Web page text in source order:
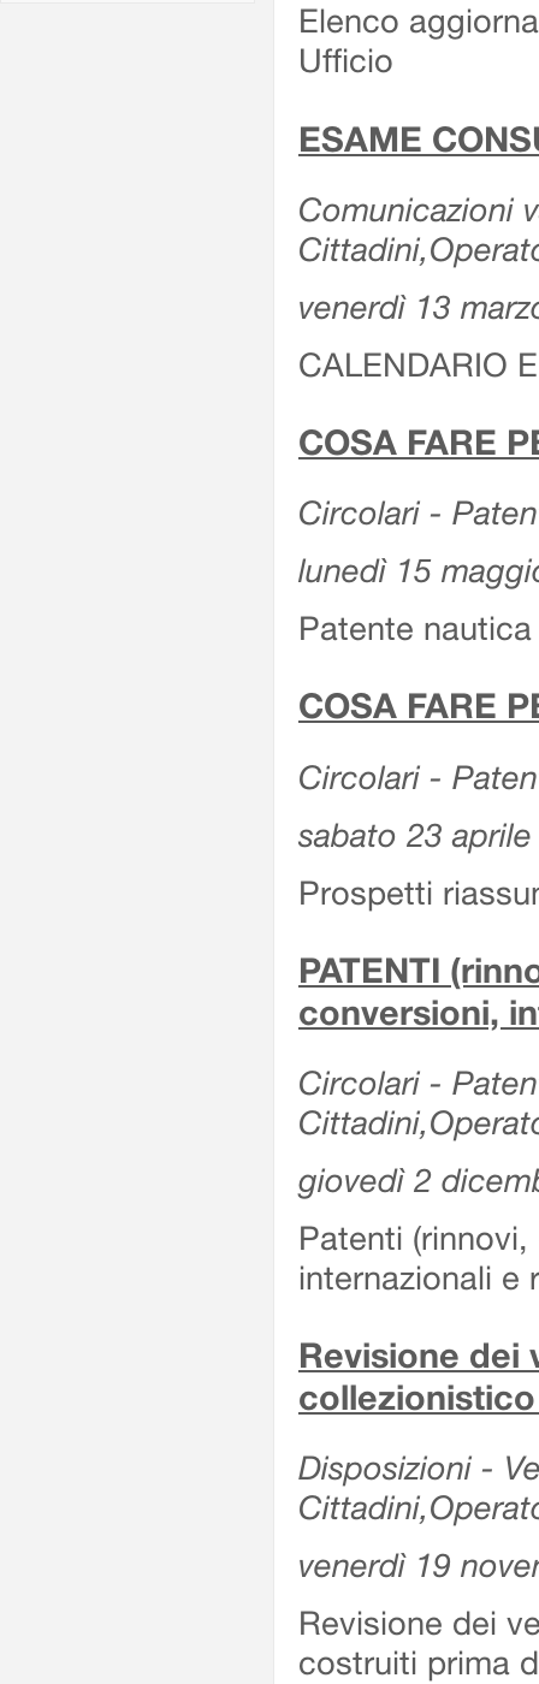
Elenco
Ufficio
ESAME
Comunicazioni
venerdì 13
CALENDARIO
COSA FARE
Circolari -
lunedì 15
Patente
COSA FARE
Circolari -
sabato 23
Prospetti
PATENTI
conversioni,
Circolari -
giovedì 2
Patenti
internazionali e
Revisione dei
Disposizioni -
venerdì 19
Revisione dei
costruiti prima